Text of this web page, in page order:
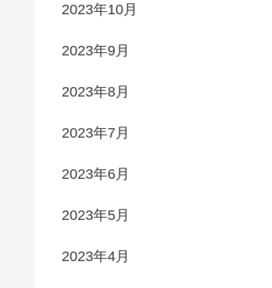
2023年10月
2023年9月
2023年8月
2023年7月
2023年6月
2023年5月
2023年4月